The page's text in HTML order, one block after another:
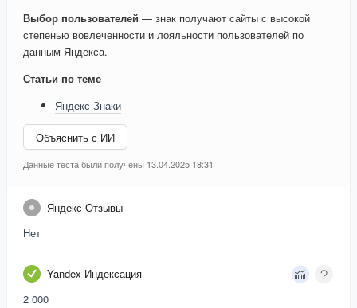
Выбор пользователей — знак получают сайты с высокой
степенью вовлеченности и лояльности пользователей по
данным Яндекса.
Статьи по теме
Яндекс Знаки
Объяснить с ИИ
Данные теста были получены 13.04.2025 18:31
Яндекс Отзывы
Нет
Yandex Индексация
2 000